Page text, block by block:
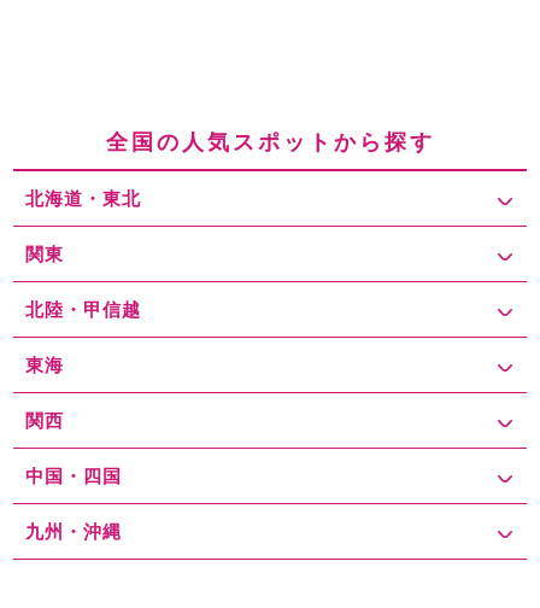
全国の人気スポットから探す
北海道・東北
関東
北陸・甲信越
東海
関西
中国・四国
九州・沖縄